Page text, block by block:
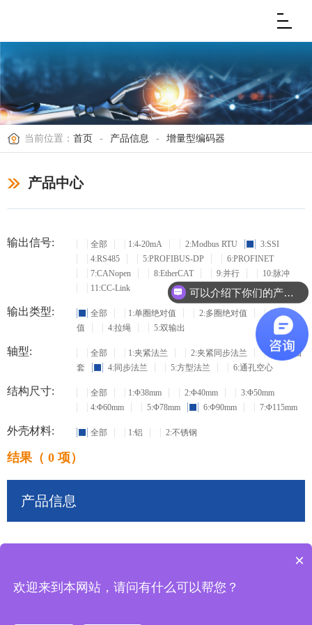
当前位置： 首页 - 产品信息 - 增量型编码器
产品中心
输出信号: 全部 1:4-20mA 2:Modbus RTU
3:SSI
4:RS485
5:PROFIBUS-DP
6:PROFINET
7:CANopen
8:EtherCAT 9:并行
10:脉冲
11:CC-Link
输出类型: 全部 1:单圈绝对值 2:多圈绝对值
3:增量
值
4:拉绳 5:双输出
轴型: 全部 1:夹紧法兰 2:夹紧同步法兰
3:盲孔轴
套
4:同步法兰 5:方型法兰 6:通孔空心
结构尺寸: 全部 1:Φ38mm 2:Φ40mm
3:Φ50mm
4:Φ60mm
5:Φ78mm 6:Φ90mm 7:Φ115mm
外壳材料: 全部 1:铝 2:不锈钢
结果（ 0 项）
产品信息
可以介绍下你们的产品么？
×
欢迎来到本网站，请问有什么可以帮您？